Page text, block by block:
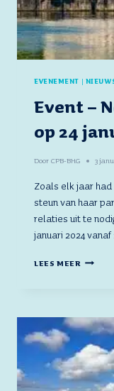
EVENEMENT
Event –
op 24
Door CPB-BHG 3
Zoals elk jaar had
steun van haar
relaties uit te
januari 2024 vanaf
LEES MEEREVENT
OP
24
2024